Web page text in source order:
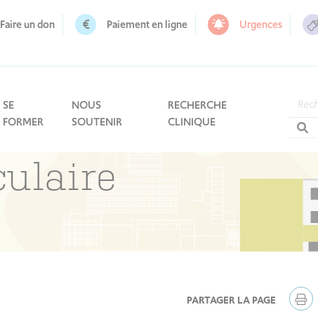
Faire un don Paiement en ligne Urgences
SE
FORMER
NOUS
SOUTENIR
RECHERCHE
CLINIQUE
PARTAGER LA PAGE